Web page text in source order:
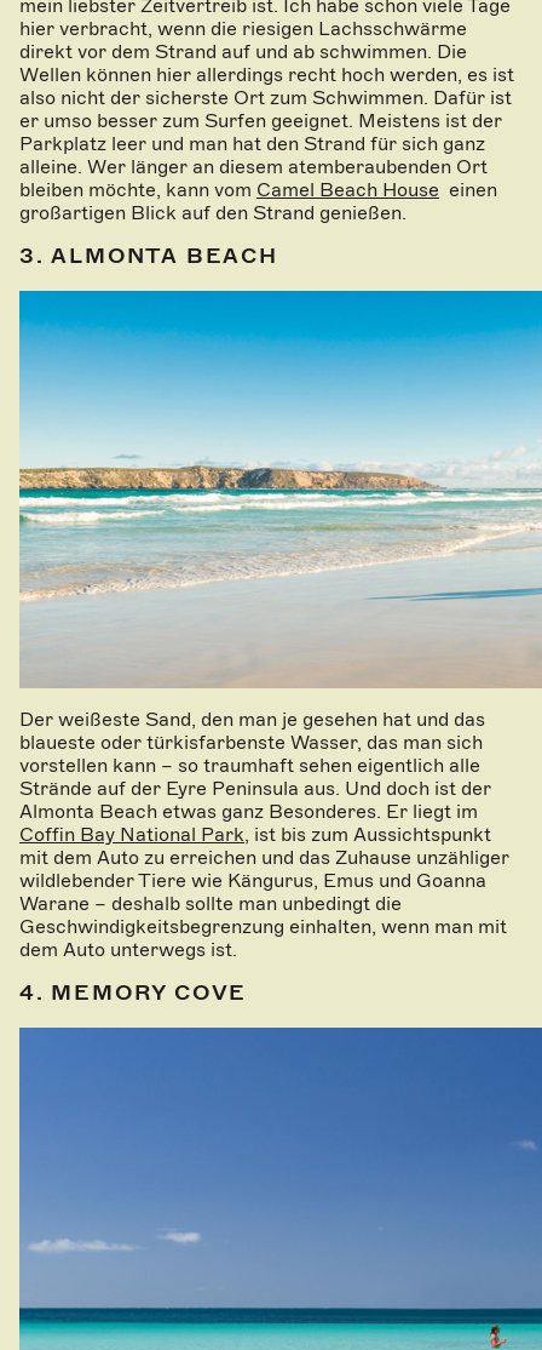
mein liebster Zeitvertreib ist. Ich habe schon viele Tage
hier verbracht, wenn die riesigen Lachsschwärme
direkt vor dem Strand auf und ab schwimmen. Die
Wellen können hier allerdings recht hoch werden, es ist
also nicht der sicherste Ort zum Schwimmen. Dafür ist
er umso besser zum Surfen geeignet. Meistens ist der
Parkplatz leer und man hat den Strand für sich ganz
alleine. Wer länger an diesem atemberaubenden Ort
bleiben möchte, kann vom Camel Beach House einen
großartigen Blick auf den Strand genießen.
3. ALMONTA BEACH
Der weißeste Sand, den man je gesehen hat und das
blaueste oder türkisfarbenste Wasser, das man sich
vorstellen kann – so traumhaft sehen eigentlich alle
Strände auf der Eyre Peninsula aus. Und doch ist der
Almonta Beach etwas ganz Besonderes. Er liegt im
Coffin Bay National Park, ist bis zum Aussichtspunkt
mit dem Auto zu erreichen und das Zuhause unzähliger
wildlebender Tiere wie Kängurus, Emus und Goanna
Warane – deshalb sollte man unbedingt die
Geschwindigkeitsbegrenzung einhalten, wenn man mit
dem Auto unterwegs ist.
4. MEMORY COVE